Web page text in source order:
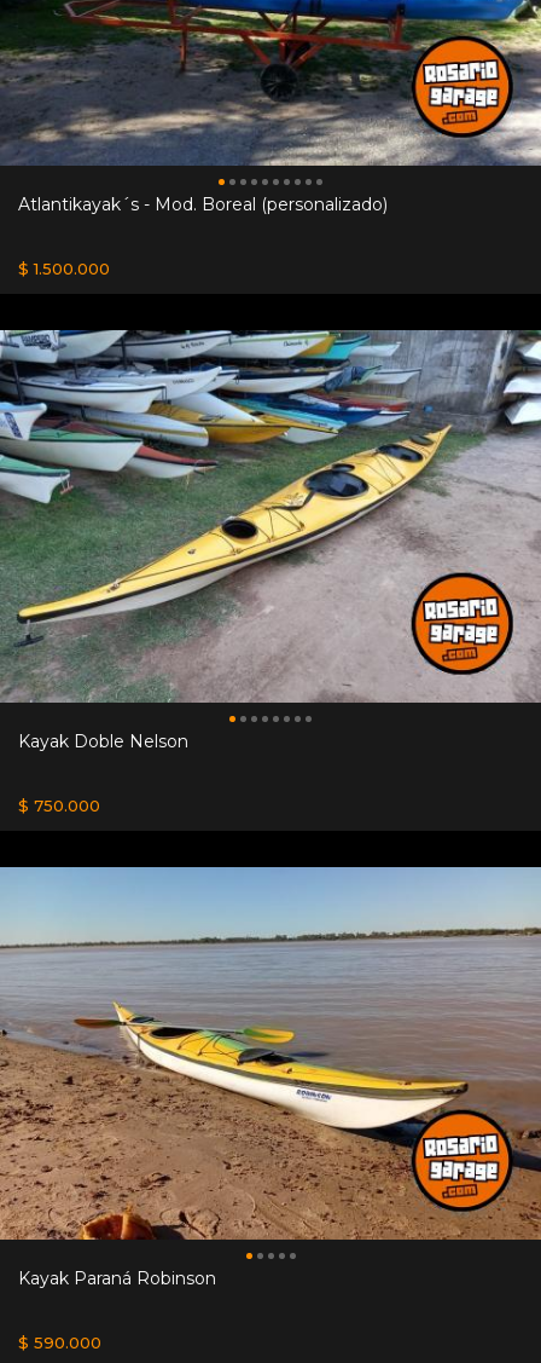
Atlantikayak´s - Mod. Boreal (personalizado)
$ 1.500.000
Kayak Doble Nelson
$ 750.000
Kayak Paraná Robinson
$ 590.000